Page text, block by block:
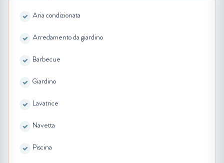
Aria condizionata
Arredamento da giardino
Barbecue
Giardino
Lavatrice
Navetta
Piscina